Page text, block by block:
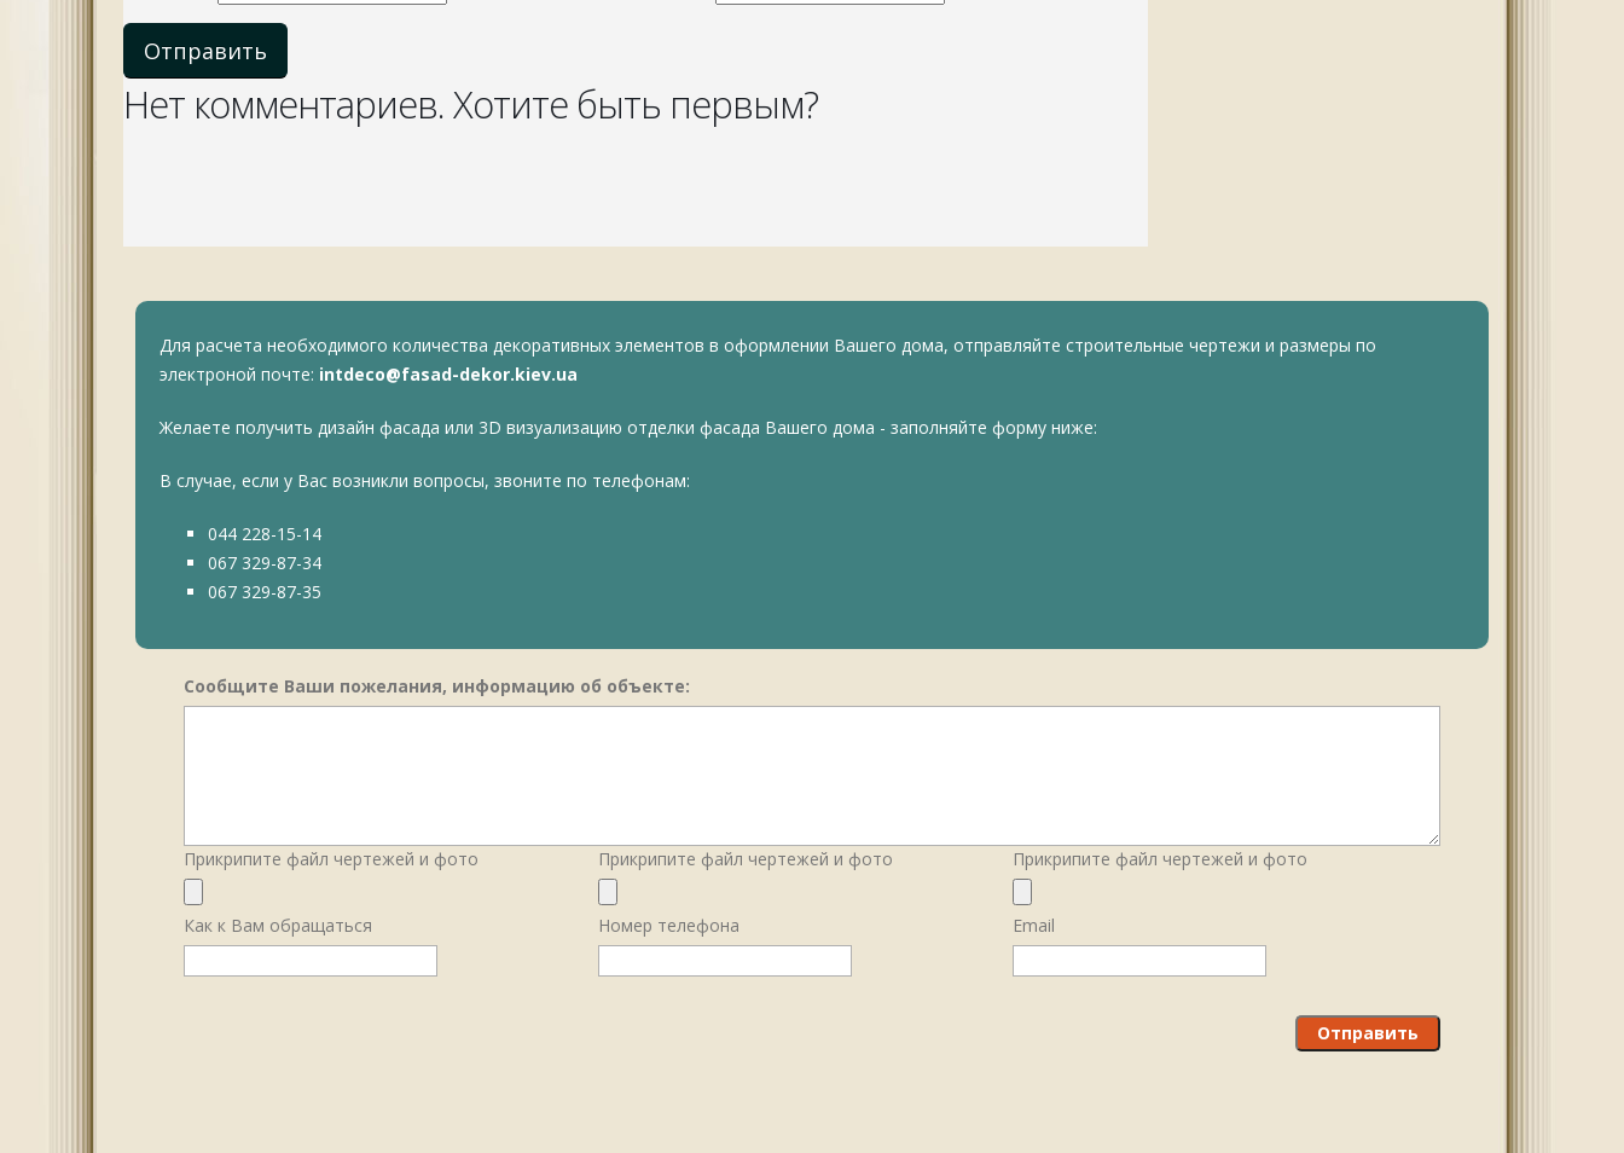
Отправить
Нет комментариев. Хотите быть первым?
Для расчета необходимого количества декоративных элементов в оформлении Вашего дома, отправляйте строительные чертежи и размеры по
электроной почте: intdeco@fasad-dekor.kiev.ua
Желаете получить дизайн фасада или 3D визуализацию отделки фасада Вашего дома - заполняйте форму ниже:
В случае, если у Вас возникли вопросы, звоните по телефонам:
044 228-15-14
067 329-87-34
067 329-87-35
Сообщите Ваши пожелания, информацию об объекте:
Прикрипите файл чертежей и фото
Как к Вам обращаться
Прикрипите файл чертежей и фото
Номер телефона
Прикрипите файл чертежей и фото
Email